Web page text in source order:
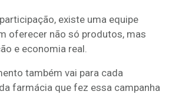
existe uma equipe
oferecer não só produtos, mas
e economia real.
também vai para cada
farmácia que fez essa campanha